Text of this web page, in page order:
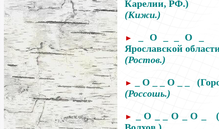
Карелии, РФ.)
(Кижи.)
►
_ О _ _ О _
Ярославской
(Ростов.)
► _ О _ _ О _ _
(Россошь.)
► _ О _ _ О _ О _